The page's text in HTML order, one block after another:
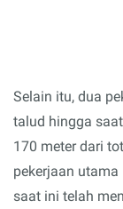
Selain itu, dua
talud hingga
170 meter dari
pekerjaan
saat ini telah